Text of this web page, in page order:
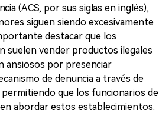
(ACS, por sus siglas en inglés),
siguen siendo excesivamente
destacar que los
suelen vender productos ilegales
ansiosos por presenciar
de denuncia a través de
que los funcionarios de
abordar estos establecimientos.